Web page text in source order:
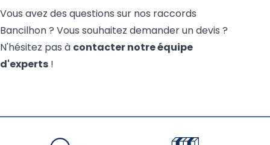
Vous avez des questions sur nos raccords
Bancilhon ? Vous souhaitez demander un devis ?
N'hésitez pas à contacter notre équipe
d'experts !